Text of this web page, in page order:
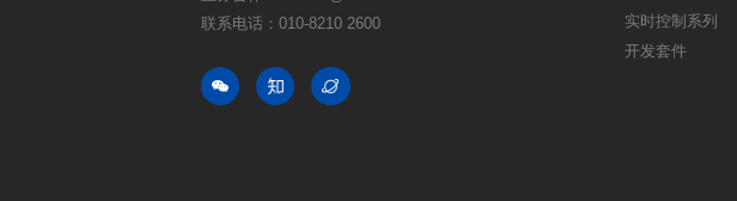
联系电话：010-8210 2600
实时控制系列
开发套件